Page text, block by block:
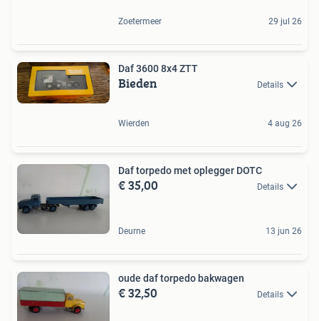
Zoetermeer 29 jul 26
Daf 3600 8x4 ZTT
Bieden Details
Wierden 4 aug 26
Daf torpedo met oplegger DOTC
€ 35,00 Details
Deurne 13 jun 26
oude daf torpedo bakwagen
€ 32,50 Details